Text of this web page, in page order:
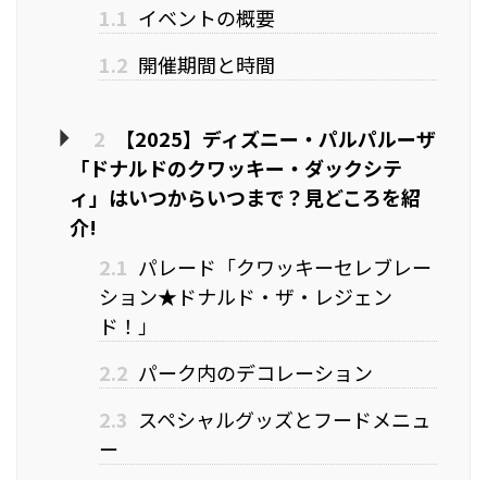
1.1 イベントの概要
1.2 開催期間と時間
2
【2025】ディズニー・パルパルーザ
「ドナルドのクワッキー・ダックシテ
ィ」はいつからいつまで？見どころを紹
介!
2.1 パレード「クワッキーセレブレー
ション★ドナルド・ザ・レジェン
ド！」
2.2 パーク内のデコレーション
2.3 スペシャルグッズとフードメニュ
ー